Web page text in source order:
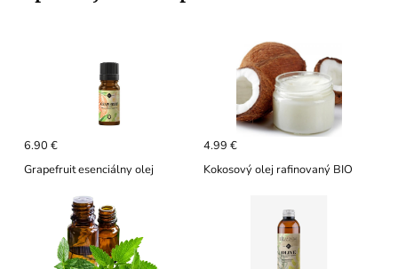
6.90 €
Grapefruit esenciálny olej
4.99 €
Kokosový olej rafinovaný BIO